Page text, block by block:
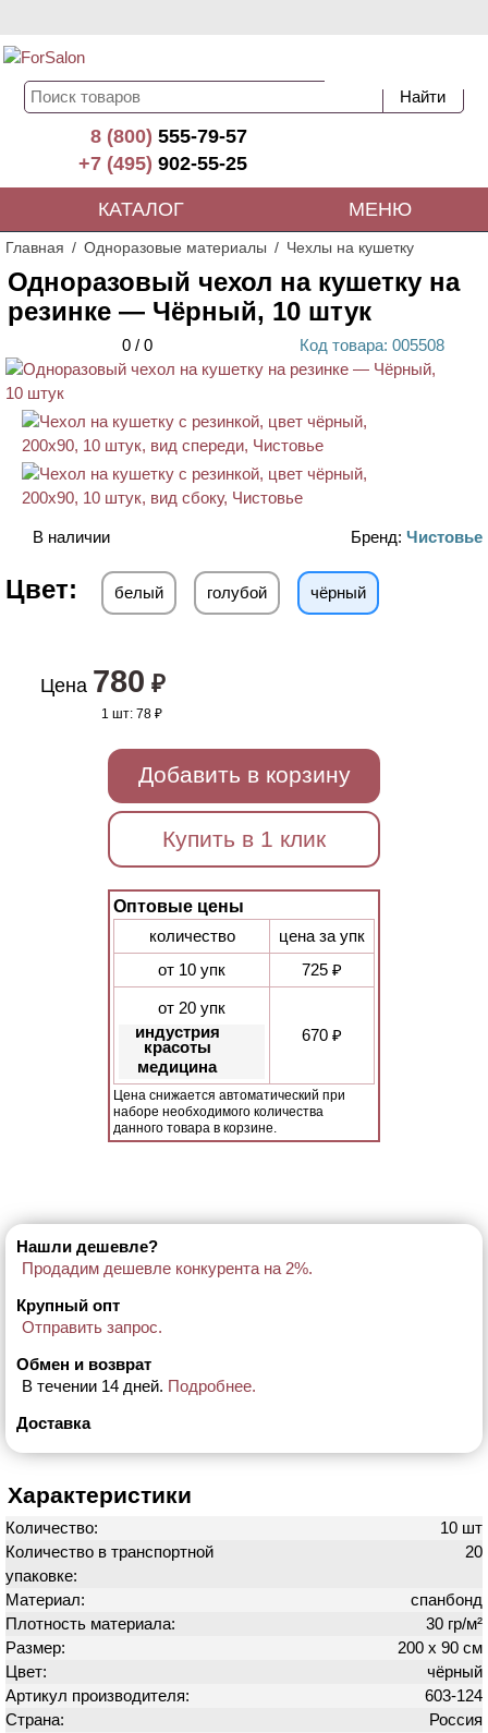
8 (800)555-79-57
+7 (495)902-55-25
КАТАЛОГ МЕНЮ
Главная Одноразовые материалы Чехлы на кушетку
Одноразовый чехол на кушетку на
резинке — Чёрный, 10 штук
0 / 0 Код товара: 005508
В наличии Бренд: Чистовье
Цвет: белый голубой чёрный
Цена 780 ₽
1 шт:78 ₽
Добавить в корзину
Купить в 1 клик
Оптовые цены
количество
цена за упк
от 10 упк
725 ₽
от 20 упк
индустрия
красоты
медицина
670 ₽
Цена снижается автоматический при
наборе необходимого количества
данного товара в корзине.
Нашли дешевле?
Продадим дешевле конкурента на 2%.
Крупный опт
Отправить запрос.
Обмен и возврат
В течении 14 дней. Подробнее.
Доставка
Характеристики
Количество:
10 шт
Количество в транспортной
упаковке:
20
Материал:
спанбонд
Плотность материала:
30 гр/м²
Размер:
200 х 90 см
Цвет:
чёрный
Артикул производителя:
603-124
Страна:
Россия